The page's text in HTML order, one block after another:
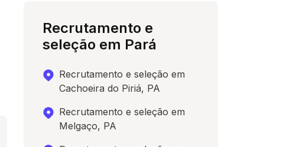
Recrutamento e
seleção em Pará
Recrutamento e seleção em
Cachoeira do Piriá, PA
Recrutamento e seleção em
Melgaço, PA